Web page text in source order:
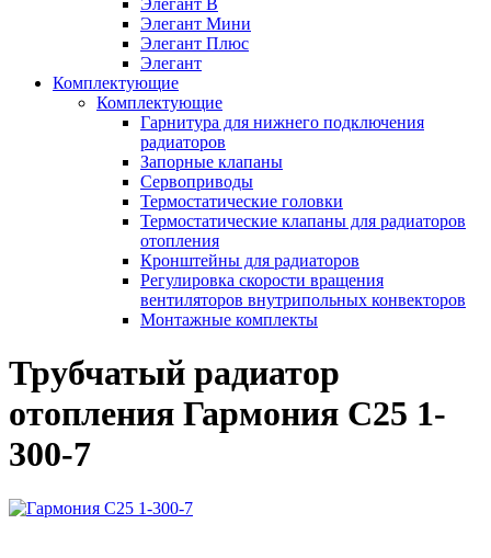
Элегант В
Элегант Мини
Элегант Плюс
Элегант
Комплектующие
Комплектующие
Гарнитура для нижнего подключения
радиаторов
Запорные клапаны
Сервоприводы
Термостатические головки
Термостатические клапаны для радиаторов
отопления
Кронштейны для радиаторов
Регулировка скорости вращения
вентиляторов внутрипольных конвекторов
Монтажные комплекты
Трубчатый радиатор
отопления Гармония С25 1-
300-7